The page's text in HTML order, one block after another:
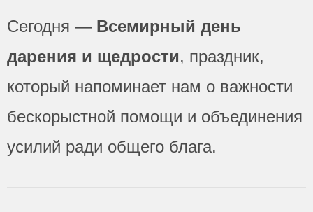
Сегодня — Всемирный день
дарения и щедрости, праздник,
который напоминает нам о важности
бескорыстной помощи и объединения
усилий ради общего блага.